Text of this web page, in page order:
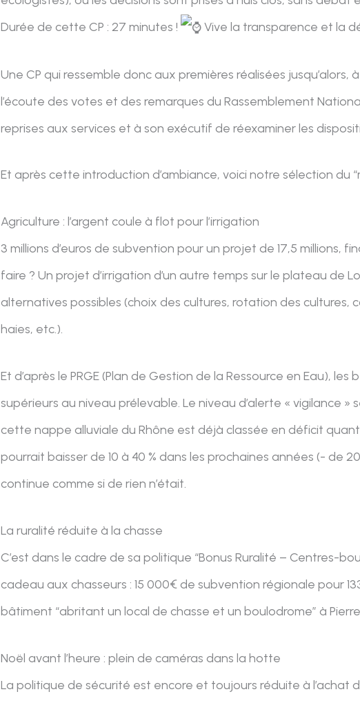
Durée de cette CP : 27 minutes !
Vive la transparence et la
Une CP qui ressemble donc aux premières réalisées
l’écoute des votes et des remarques du Rassemblement
reprises aux services et à son exécutif de réexaminer les
Et après cette introduction d’ambiance, voici notre sélection du
Agriculture : l’argent coule à flot pour l’irrigation
3 millions d’euros de subvention pour un projet de 17,5 millions,
faire ? Un projet d’irrigation d’un autre temps sur le plateau de
alternatives possibles (choix des cultures, rotation des
haies, etc.).
Et d’après le PRGE (Plan de Gestion de la Ressource en Eau),
supérieurs au niveau prélevable. Le niveau d’alerte « vigilance
cette nappe alluviale du Rhône est déjà classée en déficit
pourrait baisser de 10 à 40 % dans les prochaines années (- de
continue comme si de rien n’était.
La ruralité réduite à la chasse
C’est dans le cadre de sa politique “Bonus Ruralité – Centres-
cadeau aux chasseurs : 15 000€ de subvention régionale pour
bâtiment “abritant un local de chasse et un boulodrome” à
Noël avant l’heure : plein de caméras dans la hotte
La politique de sécurité est encore et toujours réduite à l’achat